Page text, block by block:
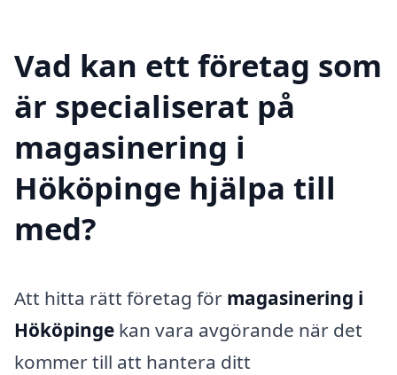
Vad kan ett företag som
är specialiserat på
magasinering i
Hököpinge hjälpa till
med?
Att hitta rätt företag för magasinering i
Hököpinge kan vara avgörande när det
kommer till att hantera ditt